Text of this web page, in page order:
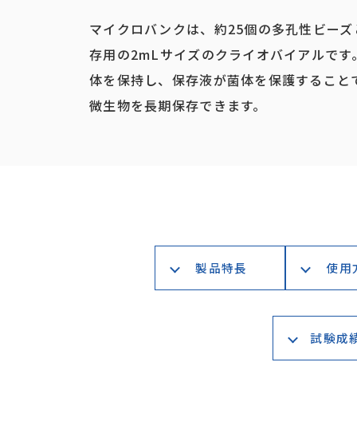
マイクロバンクは、約25個の多孔性ビー
存用の2mLサイズのクライオバイアルで
体を保持し、保存液が菌体を保護するこ
微生物を長期保存できます。
製品特長 使用
試験成